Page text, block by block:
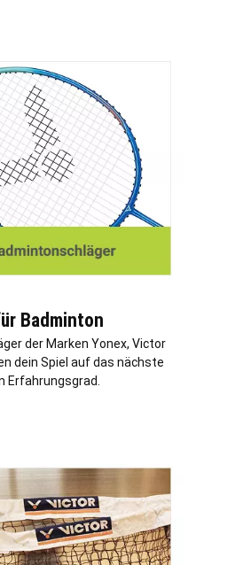
Badminton
der Marken Yonex, Victor
dein Spiel auf das nächste
Erfahrungsgrad.